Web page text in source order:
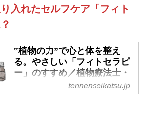
入れたセルフケア「フィト
‟植物の力”で心と体を整え
る。やさしい「フィトセラピ
ー」のすすめ／植物療法士・
岡野真弥さん - 天然生活web
tennenseikatsu.jp